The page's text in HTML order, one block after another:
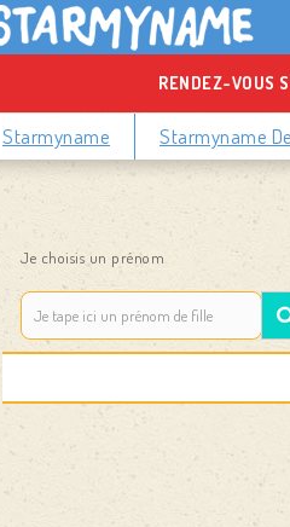
RENDEZ-VOUS
Starmyname Starmyname
Je choisis un prénom